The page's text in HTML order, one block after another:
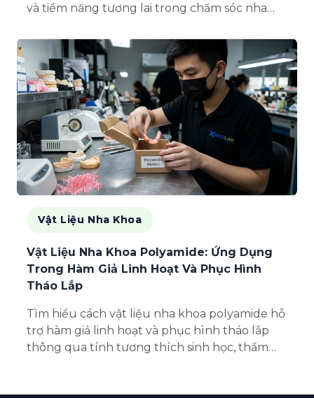
và tiềm năng tương lai trong chăm sóc nha
Vật Liệu Nha Khoa
Vật Liệu Nha Khoa Polyamide: Ứng Dụng
Trong Hàm Giả Linh Hoạt Và Phục Hình
Tháo Lắp
Tìm hiểu cách vật liệu nha khoa polyamide hỗ
trợ hàm giả linh hoạt và phục hình tháo lắp
thông qua tính tương thích sinh học, thẩm